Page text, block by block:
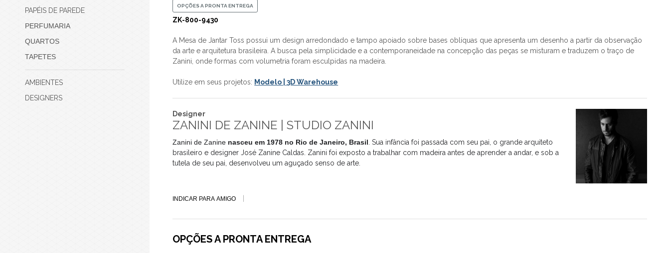
PAPÉIS DE PAREDE
PERFUMARIA
QUARTOS
TAPETES
AMBIENTES
DESIGNERS
OPÇÕES A PRONTA ENTREGA
ZK-800-9430
A Mesa de Jantar Toss possui um design arredondado e tampo apoiado sobre bases oblíquas que apresenta um desenho a partir da observação
da arte e arquitetura brasileira. A busca pela simplicidade e a contemporaneidade na concepção das peças se misturam e traduzem o traço de
Zanini, onde formas com volumetria foram esculpidas na madeira.
Utilize em seus projetos: Modelo | 3D Warehouse
Designer
ZANINI DE ZANINE | STUDIO ZANINI
Zanini de Zanine nasceu em 1978 no Rio de Janeiro, Brasil . Sua infância foi passada com seu pai, o grande arquiteto
brasileiro e designer José Zanine Caldas. Zanini foi exposto a trabalhar com madeira antes de aprender a andar, e sob a
tutela de seu pai, desenvolveu um aguçado senso de arte.
INDICAR PARA AMIGO
OPÇÕES A PRONTA ENTREGA